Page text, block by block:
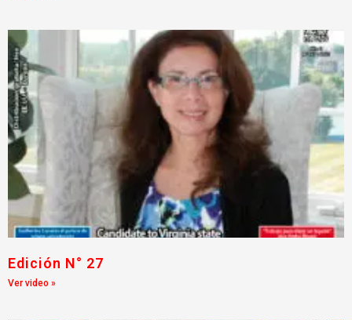
Edición N° 27
Ver video »